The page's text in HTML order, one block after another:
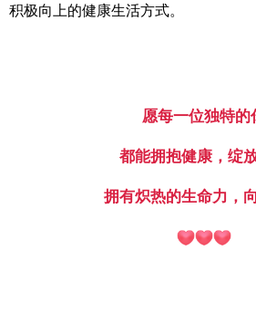
积极向上的健康生活方式。
愿每一位独特的
都能拥抱健康，绽
拥有炽热的生命力，